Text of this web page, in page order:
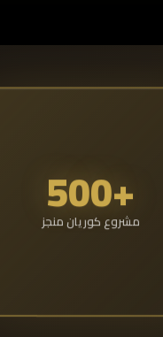
+500
مشروع كوريان منجز